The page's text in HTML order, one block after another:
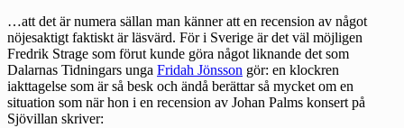
…att det är numera sällan man känner att en recension av något
nöjesaktigt faktiskt är läsvärd. För i Sverige är det väl möjligen
Fredrik Strage som förut kunde göra något liknande det som
Dalarnas Tidningars unga Fridah Jönsson gör: en klockren
iakttagelse som är så besk och ändå berättar så mycket om en
situation som när hon i en recension av Johan Palms konsert på
Sjövillan skriver: